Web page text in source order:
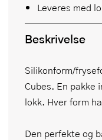
Leveres med
Beskrivelse
Silikonform/
Cubes. En pakke
lokk. Hver form
Den perfekte og